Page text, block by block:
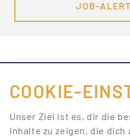
JOB-
FÜR JOBANBIETER
LINKS
COOKIE-
Unser Ziel ist es, dir die
Inhalte zu zeigen, die